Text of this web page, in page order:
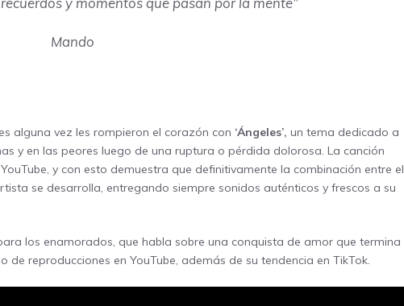
Mando
alguna vez les rompieron el corazón con ‘Ángeles’, un tema dedicado a
y en las peores luego de una ruptura o pérdida dolorosa. La canción
y con esto demuestra que definitivamente la combinación entre el
se desarrolla, entregando siempre sonidos auténticos y frescos a su
los enamorados, que habla sobre una conquista de amor que termina
de reproducciones en YouTube, además de su tendencia en TikTok.